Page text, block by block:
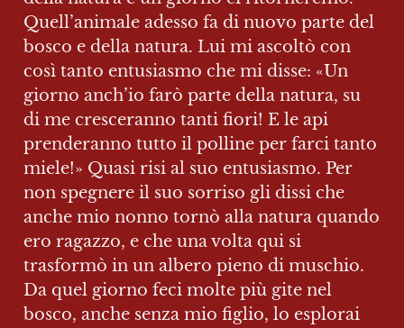
Quell’animale adesso fa di nuovo parte del
bosco e della natura. Lui mi ascoltò con
così tanto entusiasmo che mi disse: «Un
giorno anch’io farò parte della natura, su
di me cresceranno tanti fiori! E le api
prenderanno tutto il polline per farci tanto
miele!» Quasi risi al suo entusiasmo. Per
non spegnere il suo sorriso gli dissi che
anche mio nonno tornò alla natura quando
ero ragazzo, e che una volta qui si
trasformò in un albero pieno di muschio.
Da quel giorno feci molte più gite nel
bosco, anche senza mio figlio, lo esplorai